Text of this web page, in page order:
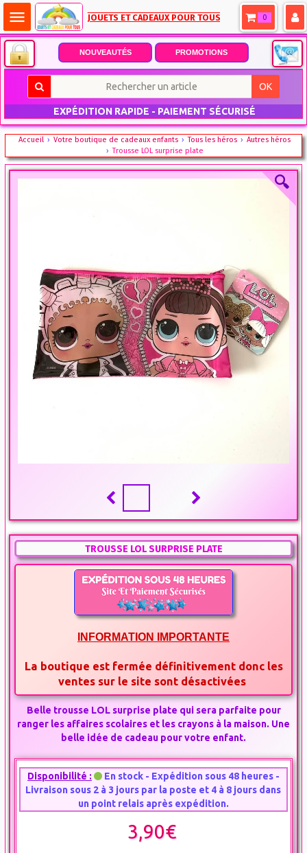
NOUVEAUTÉS PROMOTIONS
OK
EXPÉDITION RAPIDE - PAIEMENT SÉCURISÉ
menu JOUETS ET CADEAUX POUR TOUS 0
Accueil Votre boutique de cadeaux enfants Tous les héros
Autres héros
Trousse LOL surprise plate
TROUSSE LOL SURPRISE PLATE
INFORMATION IMPORTANTE
La boutique est fermée définitivement donc les
ventes sur le site sont désactivées
Belle trousse LOL surprise plate qui sera parfaite pour
ranger les affaires scolaires et les crayons à la maison. Une
belle idée de cadeau pour votre enfant.
Disponibilité :
En stock - Expédition sous 48 heures -
Livraison sous 2 à 3 jours par la poste et 4 à 8 jours dans
un point relais après expédition.
3,90€